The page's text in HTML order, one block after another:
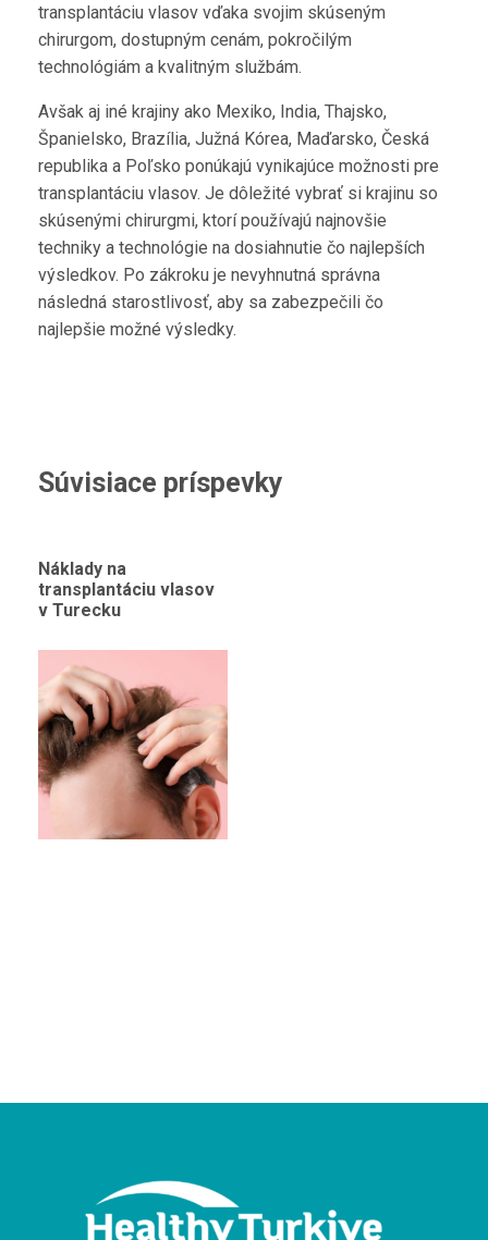
transplantáciu vlasov vďaka svojim skúseným
chirurgom, dostupným cenám, pokročilým
technológiám a kvalitným službám.
Avšak aj iné krajiny ako Mexiko, India, Thajsko,
Španielsko, Brazília, Južná Kórea, Maďarsko, Česká
republika a Poľsko ponúkajú vynikajúce možnosti pre
transplantáciu vlasov. Je dôležité vybrať si krajinu so
skúsenými chirurgmi, ktorí používajú najnovšie
techniky a technológie na dosiahnutie čo najlepších
výsledkov. Po zákroku je nevyhnutná správna
následná starostlivosť, aby sa zabezpečili čo
najlepšie možné výsledky.
Súvisiace príspevky
Náklady na
transplantáciu vlasov
v Turecku